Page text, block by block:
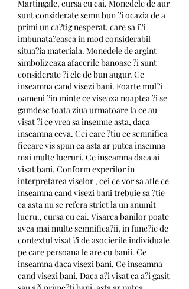
Martingale, cursa cu cai. Monedele de aur
sunt considerate semn bun ?i ocazia de a
primi un ca?tig nesperat, care sa i?i
imbunata?easca in mod considerabil
situa?ia materiala. Monedele de argint
simbolizeaza afacerile banoase ?i sunt
considerate ?i ele de bun augur. Ce
inseamna cand visezi bani. Foarte mul?i
oameni ?in minte ce viseaza noaptea ?i se
gamdesc toata ziua urmatoare la ce au
visat ?i ce vrea sa insemne asta, daca
inseamna ceva. Cei care ?tiu ce semnifica
fiecare vis spun ca asta ar putea insemna
mai multe lucruri. Ce inseamna daca ai
visat bani. Conform experilor in
interpretarea viselor , cei ce vor sa afle ce
inseamna cand visezi bani trebuie sa ?tie
ca asta nu se refera strict la un anumit
lucru., cursa cu cai. Visarea banilor poate
avea mai multe semnifica?ii, in func?ie de
contextul visat ?i de asocierile individuale
pe care persoana le are cu banii. Ce
inseamna daca visezi bani. Ce inseamna
cand visezi bani. Daca a?i visat ca a?i gasit